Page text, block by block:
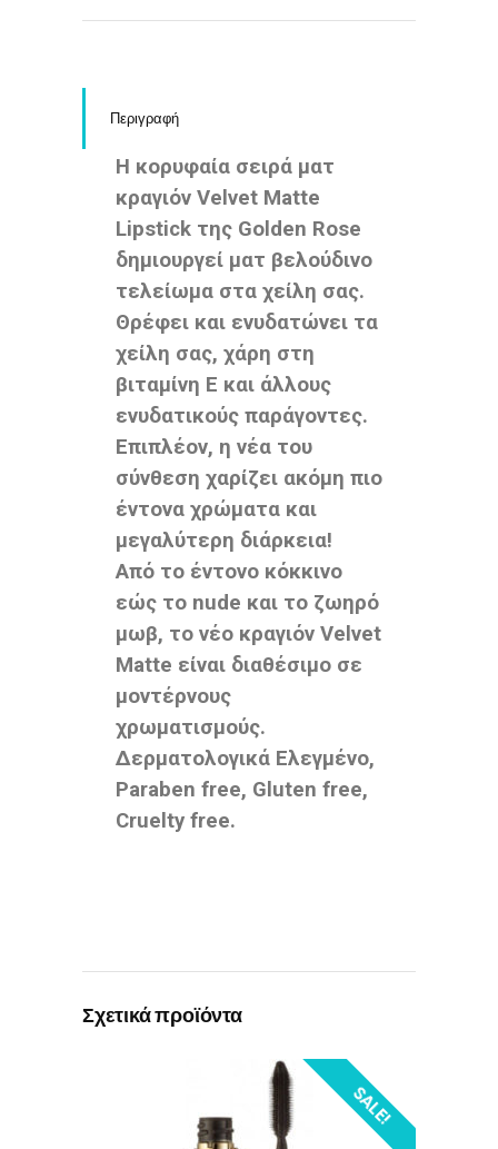
Περιγραφή
Η κορυφαία σειρά ματ
κραγιόν Velvet Matte
Lipstick της Golden Rose
δημιουργεί ματ βελούδινο
τελείωμα στα χείλη σας.
Θρέφει και ενυδατώνει τα
χείλη σας, χάρη στη
βιταμίνη Ε και άλλους
ενυδατικούς παράγοντες.
Επιπλέον, η νέα του
σύνθεση χαρίζει ακόμη πιο
έντονα χρώματα και
μεγαλύτερη διάρκεια!
Από το έντονο κόκκινο
εώς το nude και το ζωηρό
μωβ, το νέο κραγιόν Velvet
Matte είναι διαθέσιμο σε
μοντέρνους
χρωματισμούς.
Δερματολογικά Ελεγμένο,
Paraben free, Gluten free,
Cruelty free.
Σχετικά προϊόντα
SALE!